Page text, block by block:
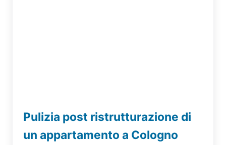
Pulizia post ristrutturazione di
un appartamento a Cologno